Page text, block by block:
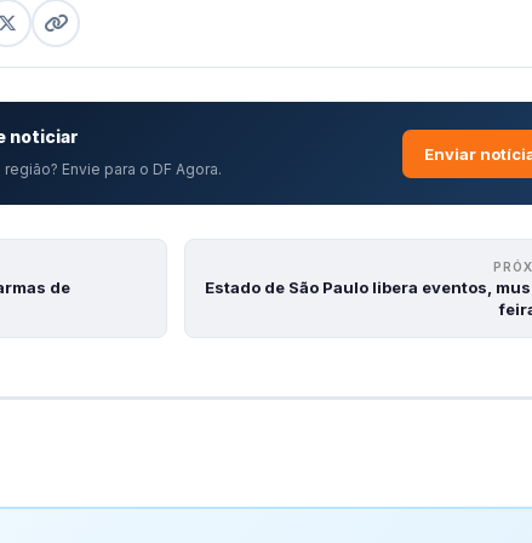
noticiar
Envie para o DF Agora.
Enviar
de
Estado de São Paulo libera eventos,